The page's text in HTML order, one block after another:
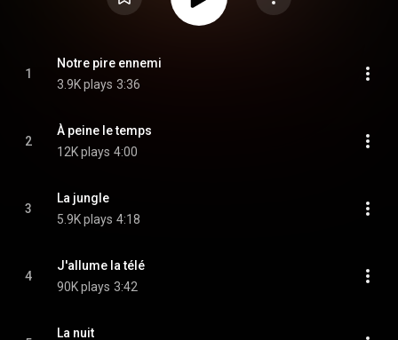
1
Notre pire ennemi
3.9K plays 3:36
2
À peine le temps
12K plays 4:00
3
La jungle
5.9K plays 4:18
4
J'allume la télé
90K plays 3:42
La nuit